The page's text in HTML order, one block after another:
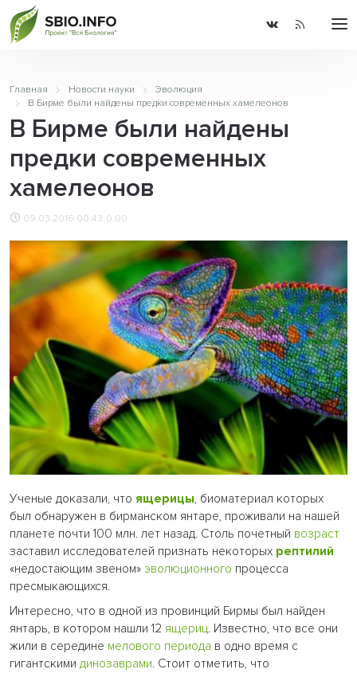
Главная Новости науки
Эволюция
В Бирме были найдены предки современных хамелеонов
В Бирме были найдены
предки современных
хамелеонов
09.03.2016 00:43 0.00
Ученые доказали, что ящерицы, биоматериал которых
был обнаружен в бирманском янтаре, проживали на нашей
планете почти 100 млн. лет назад. Столь почетный возраст
заставил исследователей признать некоторых рептилий
«недостающим звеном» эволюционного процесса
пресмыкающихся.
Интересно, что в одной из провинций Бирмы был найден
янтарь, в котором нашли 12 ящериц. Известно, что все они
жили в середине мелового периода в одно время с
гигантскими динозаврами. Стоит отметить, что